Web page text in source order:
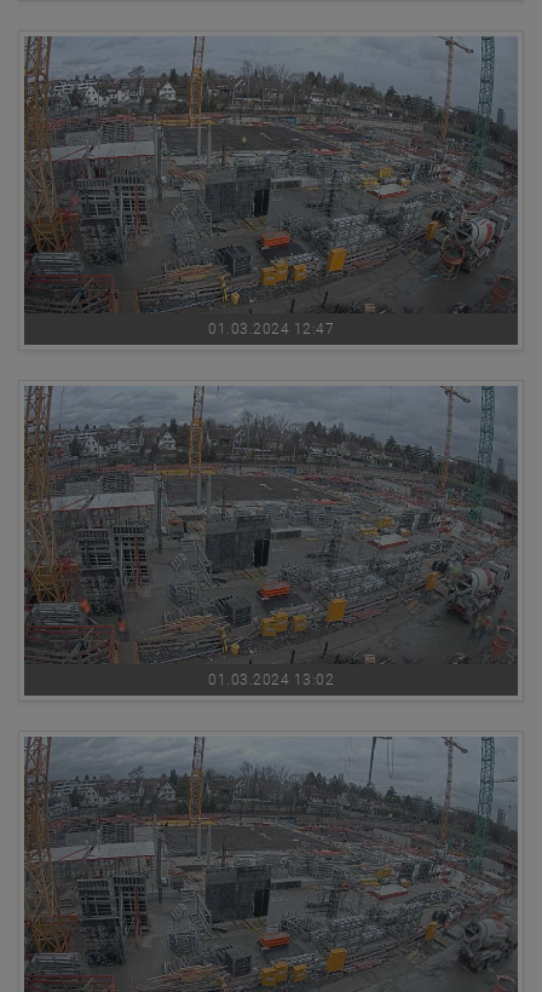
01.03.2024 12:47
01.03.2024 13:02